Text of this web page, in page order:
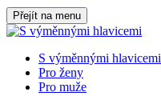
Přejít na menu
S výměnnými hlavicemi
Pro ženy
Pro muže